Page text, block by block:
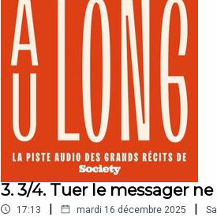
3. 3/4. Tuer le messager
17:13 | mardi 16 décembre 2025 |